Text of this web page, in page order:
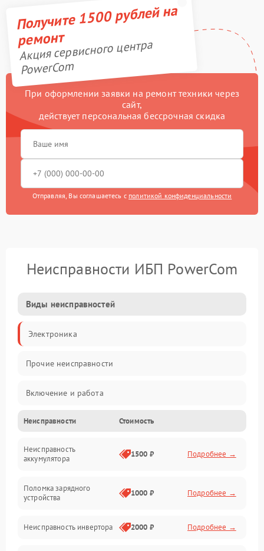
Получите 1500 рублей на
ремонт
Акция сервисного центра
PowerCom
При оформлении заявки на ремонт техники через
сайт,
действует персональная бессрочная скидка
Отправляя, Вы соглашаетесь с политикой конфиденциальности
Неисправности ИБП PowerCom
Виды неисправностей
Электроника
Прочие неисправности
Включение и работа
Работа с нагрузкой
Звук и индикация
Неисправности Стоимость
Неисправность
аккумулятора
1500 ₽ Подробнее →
Поломка зарядного
устройства
1000 ₽ Подробнее →
Неисправность инвертора 2000 ₽ Подробнее →